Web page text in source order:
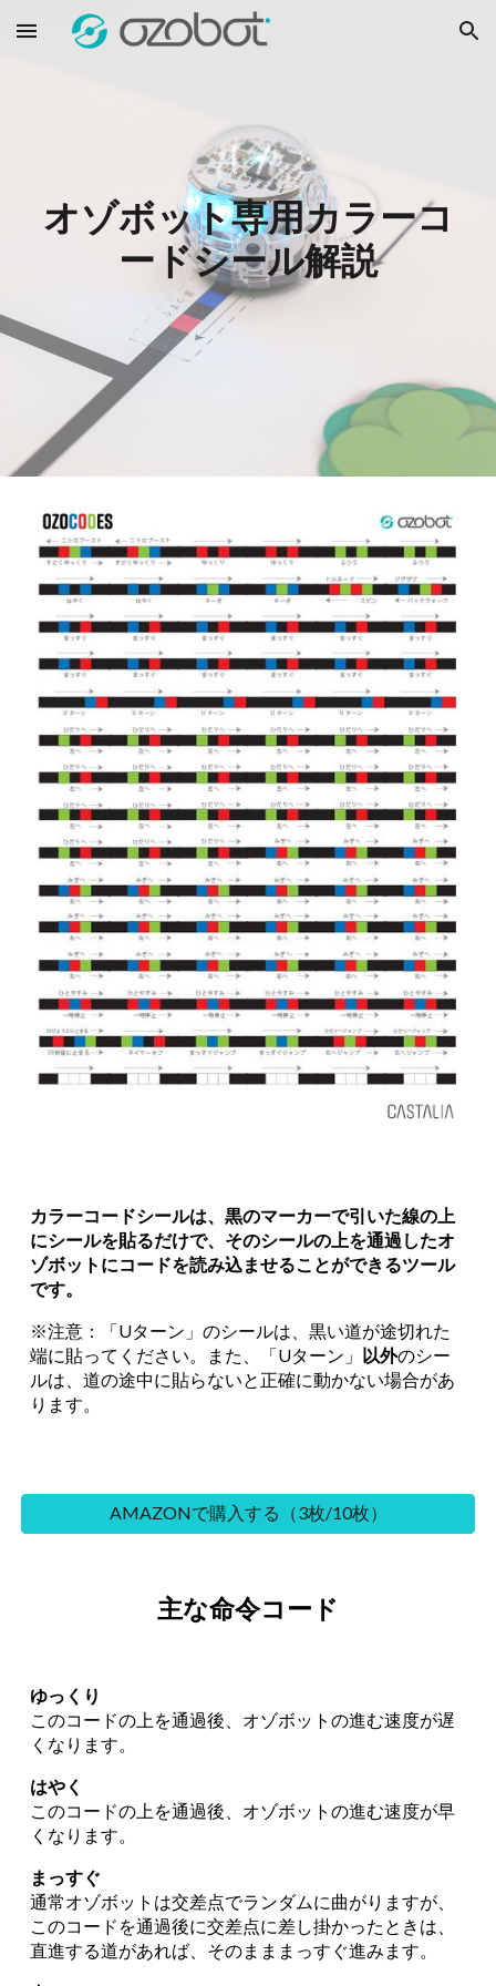
Skip to main content Skip to navigation
オゾボット専用カラーコ
ードシール解説
カラーコードシールは、黒のマーカーで引いた線の上
にシールを貼るだけで、そのシールの上を通過したオ
ゾボットにコードを読み込ませることができるツール
です。
※注意：「Uターン」のシールは、黒い道が途切れた
端に貼ってください。また、「Uターン」 以外のシー
ルは、道の途中に貼らないと正確に動かない場合があ
ります。
AMAZONで購入する（3枚/10枚）
主な命令コード
ゆっくり
このコードの上を通過後、オゾボットの進む速度が遅
くなります。
はやく
このコードの上を通過後、オゾボットの進む速度が早
くなります。
まっすぐ
通常オゾボットは交差点でランダムに曲がりますが、
このコードを通過後に交差点に差し掛かったときは、
直進する道があれば、そのまままっすぐ進みます。